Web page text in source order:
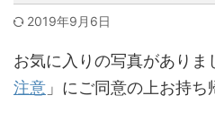
2019年9月6日
お気に入りの写真がありま
注意 」にご同意の上お持ち